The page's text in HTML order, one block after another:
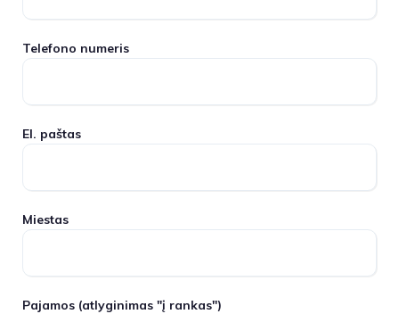
Telefono numeris
El. paštas
Miestas
Pajamos (atlyginimas "į rankas")